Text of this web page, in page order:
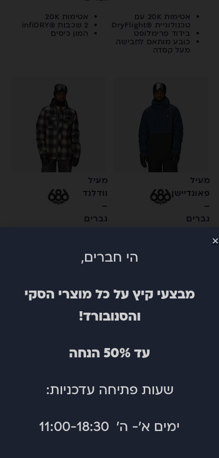
אטימות 20K עם
טכנולוגיית ®DryFlight
בידוד פרימלופט
כובע מותאם לחבישה
מעל קסדה
אטימות 20K
2 שכבות ®infiDRY
המון כיסים
מעיל
פאונדיישן
–
גברים
מעיל
וודלנד
–
גברים
אטימות 10K
מעיל
גברים
הי חברים,
מבצעי קיץ על כל מוצרי הסקי
והסנובורד!
עד 50% הנחה
שעות פתיחה עדכניות:
ימים א'- ה' 11:00-18:30